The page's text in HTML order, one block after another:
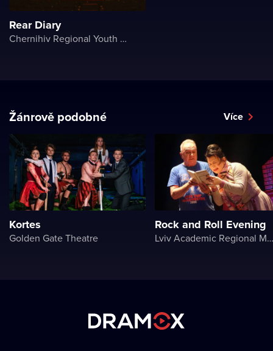
Rear Diary
Chernihiv Regional Youth Theater
Žánrově podobné Více
Kortes
Golden Gate Theatre
Rock and Roll Evening
Lviv Academic Regional Music and Drama Theater named after Yuriy Drohobych